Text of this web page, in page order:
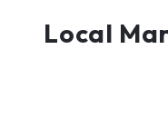
Local